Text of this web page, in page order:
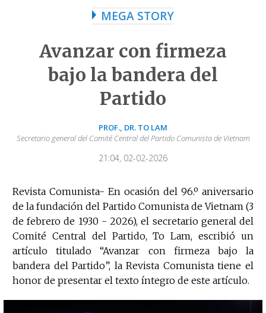
MEGA STORY
Avanzar con firmeza
bajo la bandera del
Partido
PROF., DR. TO LAM
Secretario general del Comité Central del Partido Comunista de Vietnam
21:04, 02-02-2026
Revista Comunista- En ocasión del 96.º aniversario
de la fundación del Partido Comunista de Vietnam (3
de febrero de 1930 - 2026), el secretario general del
Comité Central del Partido, To Lam, escribió un
artículo titulado “Avanzar con firmeza bajo la
bandera del Partido”, la Revista Comunista tiene el
honor de presentar el texto íntegro de este artículo.